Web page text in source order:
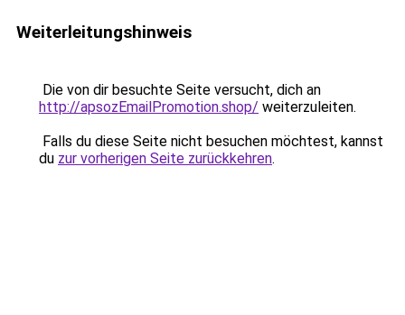
Weiterleitungshinweis
Die von dir besuchte Seite versucht, dich an
http://apsozEmailPromotion.shop/ weiterzuleiten.
Falls du diese Seite nicht besuchen möchtest, kannst
du zur vorherigen Seite zurückkehren.